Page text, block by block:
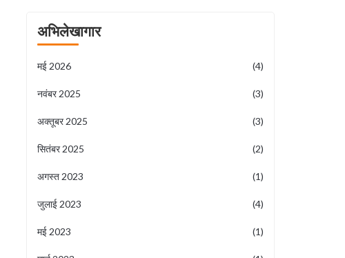
अभिलेखागार
मई 2026 (4)
नवंबर 2025 (3)
अक्तूबर 2025 (3)
सितंबर 2025 (2)
अगस्त 2023 (1)
जुलाई 2023 (4)
मई 2023 (1)